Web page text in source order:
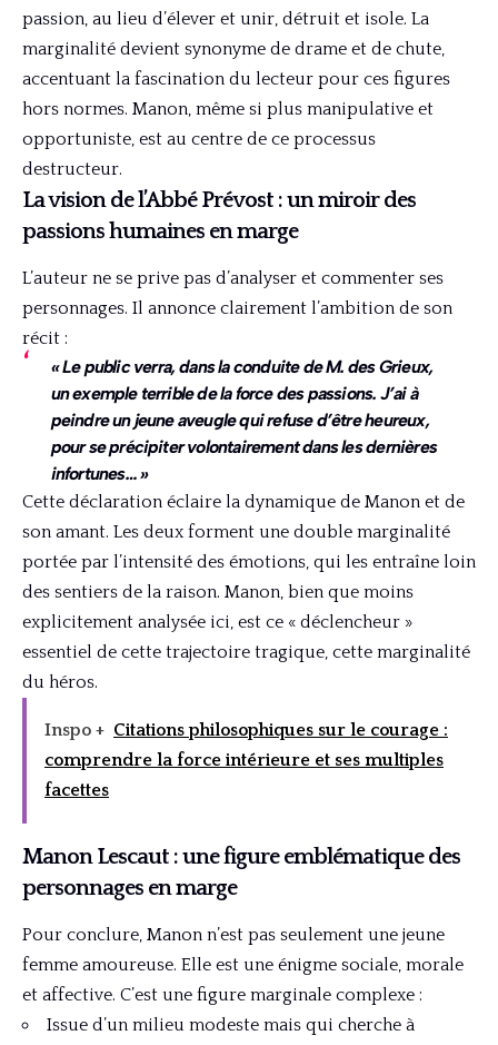
passion, au lieu d’élever et unir, détruit et isole. La
marginalité devient synonyme de drame et de chute,
accentuant la fascination du lecteur pour ces figures
hors normes. Manon, même si plus manipulative et
opportuniste, est au centre de ce processus
destructeur.
La vision de l’Abbé Prévost : un miroir des
passions humaines en marge
L’auteur ne se prive pas d’analyser et commenter ses
personnages. Il annonce clairement l’ambition de son
récit :
« Le public verra, dans la conduite de M. des Grieux,
un exemple terrible de la force des passions. J’ai à
peindre un jeune aveugle qui refuse d’être heureux,
pour se précipiter volontairement dans les dernières
infortunes… »
Cette déclaration éclaire la dynamique de Manon et de
son amant. Les deux forment une double marginalité
portée par l’intensité des émotions, qui les entraîne loin
des sentiers de la raison. Manon, bien que moins
explicitement analysée ici, est ce « déclencheur »
essentiel de cette trajectoire tragique, cette marginalité
du héros.
Inspo + Citations philosophiques sur le courage :
comprendre la force intérieure et ses multiples
facettes
Manon Lescaut : une figure emblématique des
personnages en marge
Pour conclure, Manon n’est pas seulement une jeune
femme amoureuse. Elle est une énigme sociale, morale
et affective. C’est une figure marginale complexe :
Issue d’un milieu modeste mais qui cherche à